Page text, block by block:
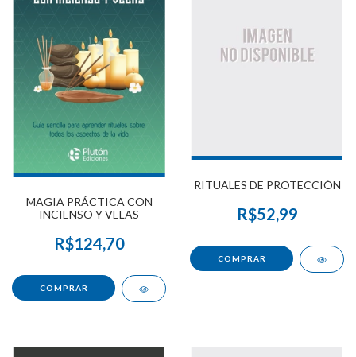
MAGIA PRÁCTICA CON
INCIENSO Y VELAS
R$124,70
RITUALES DE PROTECCIÓN
R$52,99